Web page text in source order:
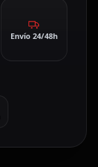
Envío 24/48h